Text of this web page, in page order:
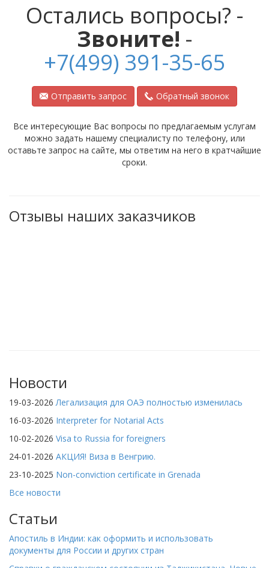
Остались вопросы? -
Звоните! -
+7(499) 391-35-65
Отправить запрос Обратный звонок
Все интересующие Вас вопросы по предлагаемым услугам
можно задать нашему специалисту по телефону, или
оставьте запрос на сайте, мы ответим на него в кратчайшие
сроки.
Отзывы наших заказчиков
Новости
19-03-2026 Легализация для ОАЭ полностью изменилась
16-03-2026 Interpreter for Notarial Acts
10-02-2026 Visa to Russia for foreigners
24-01-2026 АКЦИЯ! Виза в Венгрию.
23-10-2025 Non-conviction certificate in Grenada
Все новости
Статьи
Апостиль в Индии: как оформить и использовать
документы для России и других стран